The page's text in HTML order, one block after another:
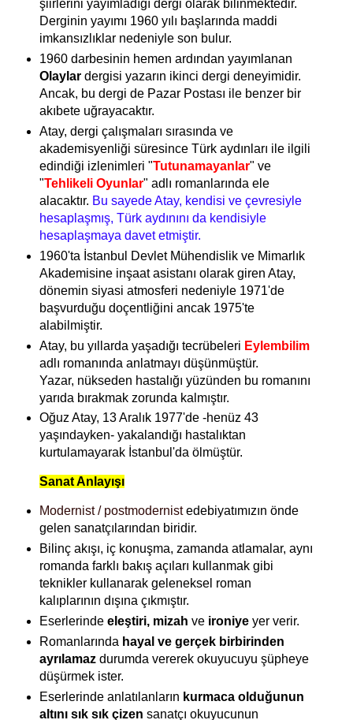
şiirlerini yayımladığı dergi olarak bilinmektedir.
Derginin yayımı 1960 yılı başlarında maddi
imkansızlıklar nedeniyle son bulur.
1960 darbesinin hemen ardından yayımlanan
Olaylardergisi yazarın ikinci dergi deneyimidir.
Ancak, bu dergi de Pazar Postası ile benzer bir
akıbete uğrayacaktır.
Atay, dergi çalışmaları sırasında ve
akademisyenliği süresince Türk aydınları ile ilgili
edindiği izlenimleri "Tutunamayanlar" ve
"Tehlikeli Oyunlar" adlı romanlarında ele
alacaktır. Bu sayede Atay, kendisi ve çevresiyle
hesaplaşmış, Türk aydınını da kendisiyle
hesaplaşmaya davet etmiştir.
1960'ta İstanbul Devlet Mühendislik ve Mimarlık
Akademisine inşaat asistanı olarak giren Atay,
dönemin siyasi atmosferi nedeniyle 1971'de
başvurduğu doçentliğini ancak 1975'te
alabilmiştir.
Atay, bu yıllarda yaşadığı tecrübeleri Eylembilim
adlı romanında anlatmayı düşünmüştür.
Yazar, nükseden hastalığı yüzünden bu romanını
yarıda bırakmak zorunda kalmıştır.
Oğuz Atay, 13 Aralık 1977'de -henüz 43
yaşındayken- yakalandığı hastalıktan
kurtulamayarak İstanbul'da ölmüştür.
Sanat Anlayışı
Modernist / postmodernistedebiyatımızın önde
gelen sanatçılarından biridir.
Bilinç akışı, iç konuşma, zamanda atlamalar, aynı
romanda farklı bakış açıları kullanmak gibi
teknikler kullanarak geleneksel roman
kalıplarının dışına çıkmıştır.
Eserlerinde eleştiri, mizah ve ironiyeyer verir.
Romanlarında hayal ve gerçek birbirinden
ayrılamazdurumda vererek okuyucuyu şüpheye
düşürmek ister.
Eserlerinde anlatılanların kurmaca olduğunun
altını sık sık çizen sanatçı okuyucunun